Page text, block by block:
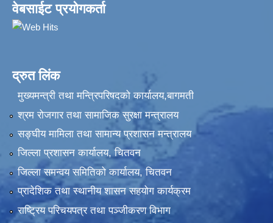
वेबसाईट प्रयोगकर्ता
द्रुत लिंक
मुख्यमन्त्री तथा मन्त्रिपरिषदको कार्यालय,बागमती
श्रम रोजगार तथा सामाजिक सुरक्षा मन्त्रालय
सङ्‍घीय मामिला तथा सामान्य प्रशासन मन्त्रालय
जिल्ला प्रशासन कार्यालय, चितवन
जिल्ला समन्वय समितिको कार्यालय, चितवन
प्रादेशिक तथा स्थानीय शासन सहयोग कार्यक्रम
राष्ट्रिय परिचयपत्र तथा पञ्‍जीकरण विभाग